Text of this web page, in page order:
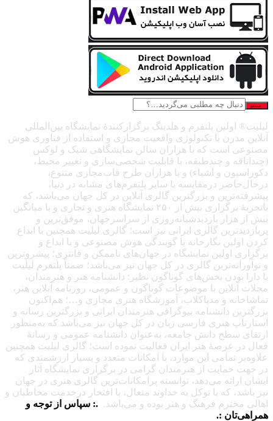
جستجو
لیلیت® اولین پلتفرم و هلدینگ برگزارکنندهٔ نمایشگاه بین‌المللی
آنلاین مدرن با تکنولوژی واقعیت مجازی و استفاده از فناوری هوش
مصنوعی است که با هزاران سالن نمایشگاهی شیک و لوکس
(چنداتاقه و چندطبقه، با قابلیت شخصی‌سازی و تغییر محیط،
دکوراسیون و اشیاء) و با هزاران طرح قاب‌مجازی متنوع،
درحال‌حاضر درمقایسه با سایر پلتفرم‌های مشابه در دنیا،
پیشرفته‌ترین و بزرگترین گالری آنلاین در کل جهان می‌باشد، که
باتجربهٔ برگزاری بیش از ۲۵۰ نمایشگاه هنری و تجاری و با میانگین
بیش از هزار بازدیدشبانه‌روزی از سراسرجهان، موفق‌ترین و
پربازدیدترین گالری ایرانی نیز است؛ گالری لیلیت همچنین با ابداع
کردن اولین نگارخانه با گویندگی هوش مصنوعی و با ابداع و
برگزاری اولین نمایشگاه در جهان‌های ناممکن و فانتزی؛ پیشروترین
و نوآورانه‌ترین گالری در کل جهان نیز می‌باشد؛ ضمناً پلتفرم لیلیت
با دارا بودن بخش‌های گوناگون نظیر: دانشنامه هنر و هنرمندان،
مجلات آنلاین با موضوعات گوناگون و عمومی، روزنامه آنلاین هنر،
تماشاخانه و مدیاکلاب، آموزشگاه هنری مجازی و…؛ هم‌اکنون
بزرگترین دانشنامه بیوگرافی هنرمندان ایرانی و بزرگترین رسانه و
استارتاپ هنری فارسی زبان در کل جهان نیز می‌باشد که به‌منظور
ارتقای سطح دانش جامعه، به‌عنوان دانشنامه عمومی و رسانهٔ
فعال در عرصهٔ هنر ایران فعالیت نموده است؛ گالری لیلیت همچنین
علاوه‌بر تمامی این موارد، با امکانات متعدد و بسیار ارزشمندی که
در جهت حمایت از هنرمندان گرامی در برگزاری نمایشگاه آثار
ایشان ارائه می‌دهد، توانسته پرامکانات‌ترین گالری هنری در جهان
نیز باشد، که با توکل به خداوند متعال، با افتخار درخدمت مخاطبان و
اهالی محترم فرهنگ و هنر بوده و می‌باشد. .: سپاس از توجه و
همراهی‌تان :.